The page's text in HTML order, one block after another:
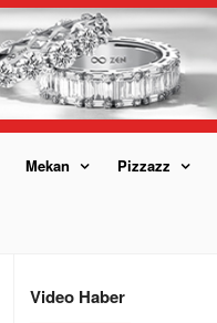
Mekan Pizzazz
Video Haber